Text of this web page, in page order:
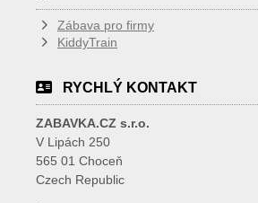
Zábava pro firmy
KiddyTrain
RYCHLÝ KONTAKT
ZABAVKA.CZ s.r.o.
V Lipách 250
565 01 Choceň
Czech Republic